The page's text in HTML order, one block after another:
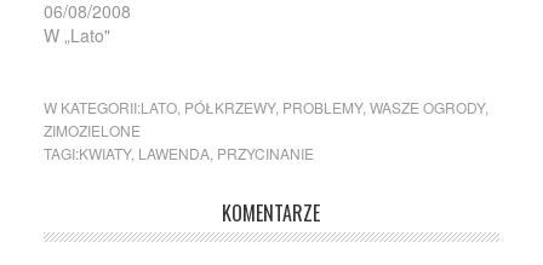
06/08/2008
W „Lato"
W KATEGORII:LATO, PÓŁKRZEWY, PROBLEMY, WASZE OGRODY,
ZIMOZIELONE
TAGI:KWIATY, LAWENDA, PRZYCINANIE
KOMENTARZE